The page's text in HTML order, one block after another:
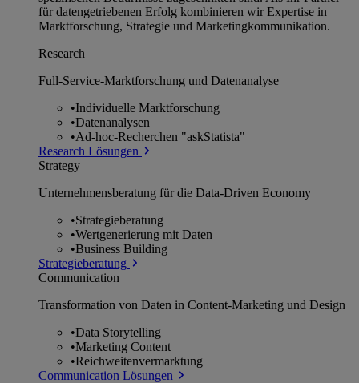
für datengetriebenen Erfolg kombinieren wir Expertise in
Marktforschung, Strategie und Marketingkommunikation.
Research
Full-Service-Marktforschung und Datenanalyse
•Individuelle Marktforschung
•Datenanalysen
•Ad-hoc-Recherchen "askStatista"
Research Lösungen
Strategy
Unternehmens­beratung für die Data-Driven Economy
•Strategieberatung
•Wertgenerierung mit Daten
•Business Building
Strategieberatung
Communication
Transformation von Daten in Content-Marketing und Design
•Data Storytelling
•Marketing Content
•Reichweitenvermarktung
Communication Lösungen